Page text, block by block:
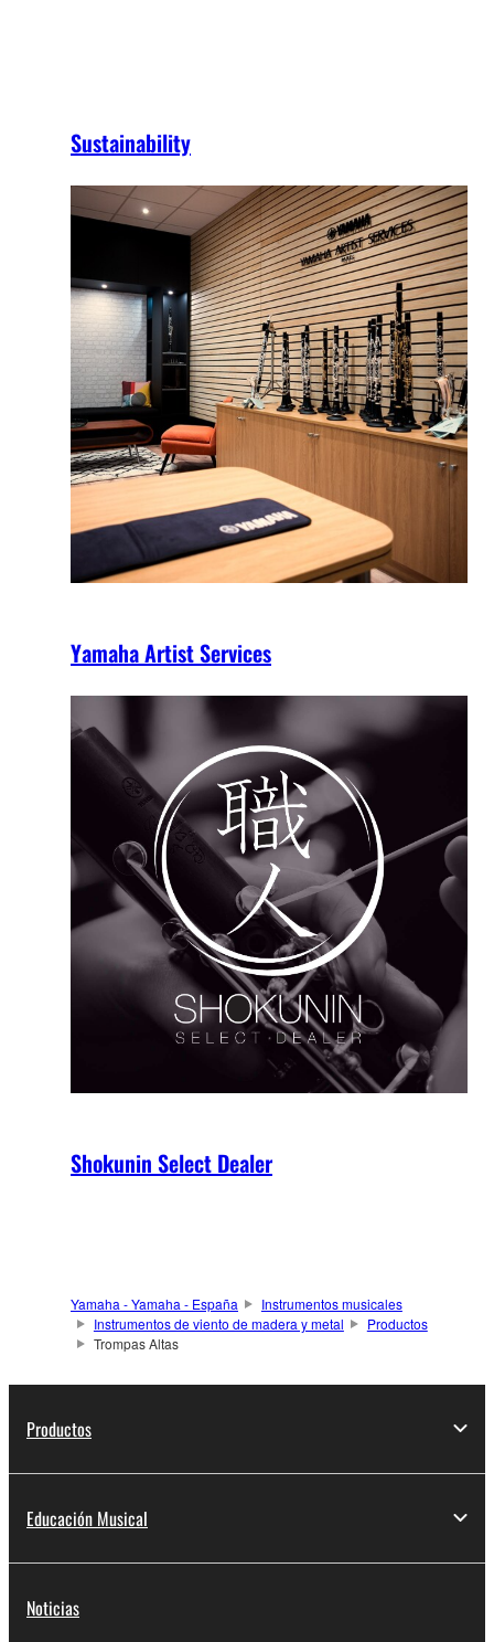
Sustainability
Yamaha Artist Services
Shokunin Select Dealer
Yamaha - Yamaha - España
Instrumentos musicales
Instrumentos de viento de madera y metal
Productos
Trompas Altas
Productos
Educación Musical
Noticias